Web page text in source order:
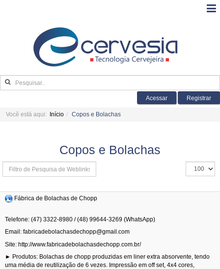
Acessar Registrar
Você está aqui: Início Copos e Bolachas
Copos e Bolachas
Isso
os
grupos
usuários
Exibir
Fábrica de Bolachas de Chopp
Telefone: (47) 3322-8980 / (48) 99644-3269 (WhatsApp)
Email:
Site: http://www.fabricadebolachasdechopp.com.br/
► Produtos: Bolachas de chopp produzidas em liner extra absorvente, tendo
uma média de reutilização de 6 vezes. Impressão em off set, 4x4 cores,